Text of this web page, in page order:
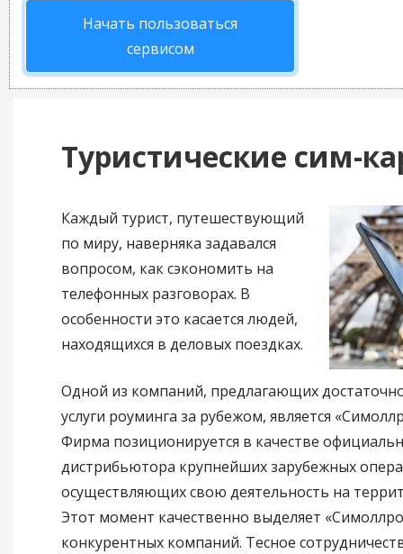
Начать пользоваться
сервисом
Туристические сим-
Каждый турист, путешествующий
по миру, наверняка задавался
вопросом, как сэкономить на
телефонных разговорах. В
особенности это касается людей,
находящихся в деловых поездках.
Одной из компаний, предлагающих
услуги роуминга за рубежом, является
Фирма позиционируется в качестве
дистрибьютора крупнейших зарубежных
осуществляющих свою деятельность на
Этот момент качественно выделяет
конкурентных компаний. Тесное